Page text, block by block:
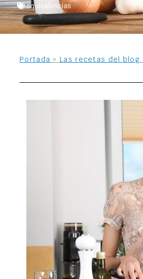
equivalencias
Portada » Las recetas del blog